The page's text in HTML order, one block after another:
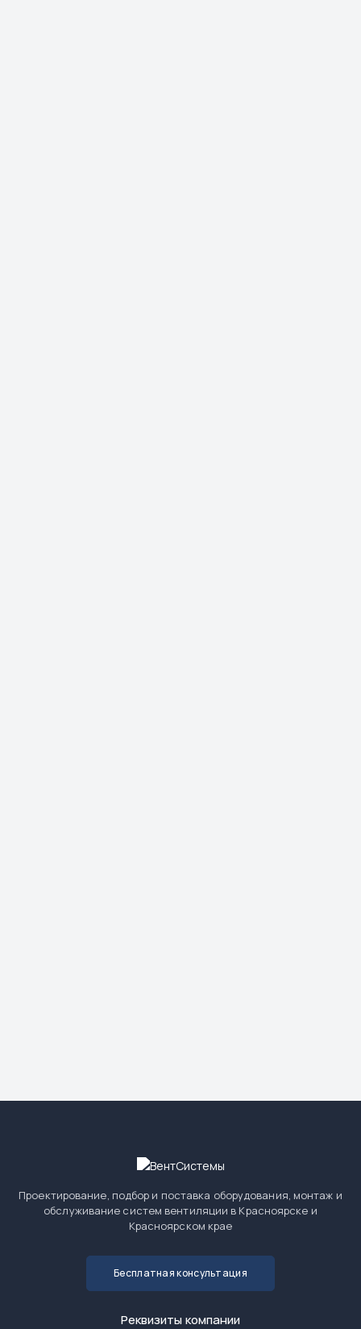
Проектирование, подбор и поставка оборудования, монтаж и
обслуживание систем вентиляции в Красноярске и
Красноярском крае
Бесплатная консультация
Реквизиты компании